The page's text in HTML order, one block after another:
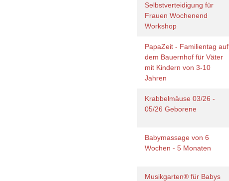
Selbstverteidigung für
Frauen Wochenend
Workshop
PapaZeit - Familientag auf
dem Bauernhof für Väter
mit Kindern von 3-10
Jahren
Krabbelmäuse 03/26 -
05/26 Geborene
Babymassage von 6
Wochen - 5 Monaten
Musikgarten® für Babys